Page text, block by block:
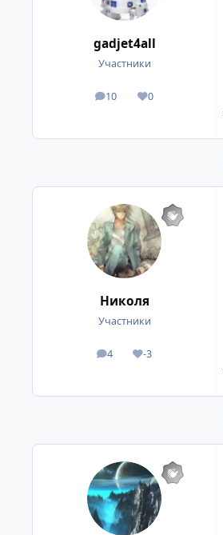
gadjet4all
Участники
10
посты 0
Репутация
Николя
Участники
4
посты -3
Репутация